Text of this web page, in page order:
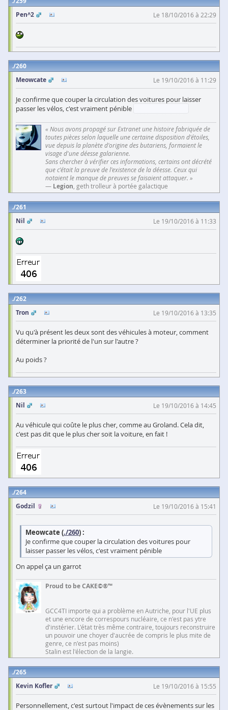
Pen^2
Le 18/10/2016 à 22:29
260
Meowcate
Le 19/10/2016 à 11:29
Je confirme que couper la circulation des voitures pour laisser
passer les vélos, c'est vraiment pénible
« Nous avons propagé sur Extranet une histoire fabriquée de
toutes pièces selon laquelle une certaine disposition d'étoiles,
vue depuis la planète d'origine des butariens, formaient le
visage d'une déesse galarienne.
Sans chercher à vérifier ces informations, certains ont décrété
que c'était la preuve de l'existence de la déesse. Ceux qui
notaient le manque de preuves se faisaient attaquer. »
— Legion , geth trolleur à portée galactique
261
Nil
Le 19/10/2016 à 11:33
262
Tron
Le 19/10/2016 à 13:35
Vu qu'à présent les deux sont des véhicules à moteur, comment
déterminer la priorité de l'un sur l'autre ?
Au poids ?
263
Nil
Le 19/10/2016 à 14:45
Au véhicule qui coûte le plus cher, comme au Groland. Cela dit,
c'est pas dit que le plus cher soit la voiture, en fait !
264
Godzil
Le 19/10/2016 à 15:41
Meowcate (./260) :
Je confirme que couper la circulation des voitures pour
laisser passer les vélos, c'est vraiment pénible
On appel ça un garrot
Proud to be CAKE©®™
GCC4TI importe qui a problème en Autriche, pour l'UE plus
et une encore de correspours nucléaire, ce n'est pas ytre
d'instérier. L'état très même contraire, toujours reconstruire
un pouvoir une choyer d'aucrée de compris le plus mite de
genre, ce n'est pas moins)
Stalin est l'élection de la langie.
265
Kevin Kofler
Le 19/10/2016 à 15:55
Personnellement, c'est surtout l'impact de ces évènements sur les